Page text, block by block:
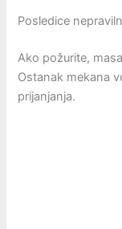
Posledice
Ako požurite,
Ostanak mekana
prijanjanja.